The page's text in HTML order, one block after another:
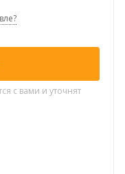
с вами и уточнят